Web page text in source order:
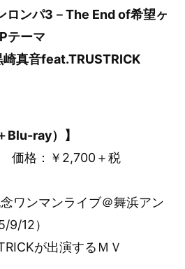
ロンパ3－The End of希望ヶ
テーマ
崎真音feat.TRUSTRICK
Blu-ray）】
価格：￥2,700＋税
ワンマンライブ＠舞浜アン
9/12）
が出演するＭＶ